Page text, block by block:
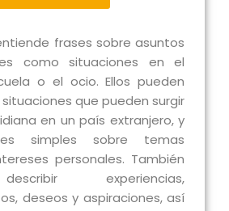
frases sobre asuntos
como situaciones en el
o el ocio. Ellos pueden
que pueden surgir
en un país extranjero, y
simples sobre temas
personales. También
experiencias,
deseos y aspiraciones, así